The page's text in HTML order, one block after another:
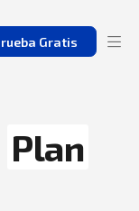
Gratis
Plan